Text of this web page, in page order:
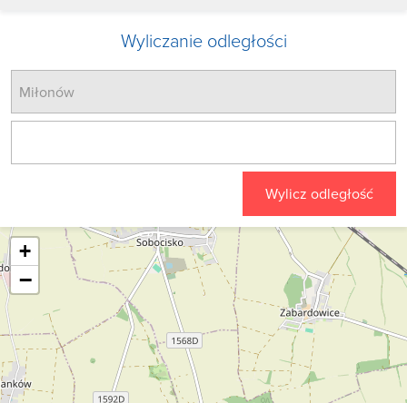
Wyliczanie odległości
Wylicz odległość
+
−